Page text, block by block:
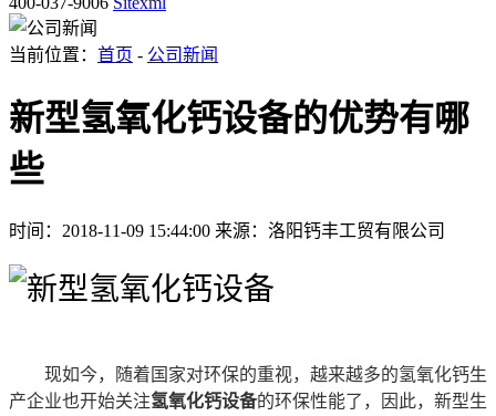
当前位置： 首页 - 公司新闻
新型氢氧化钙设备的优势有哪
些
时间：2018-11-09 15:44:00 来源：洛阳钙丰工贸有限公司
现如今，随着国家对环保的重视，越来越多的氢氧化钙生
产企业也开始关注氢氧化钙设备的环保性能了，因此，新型生